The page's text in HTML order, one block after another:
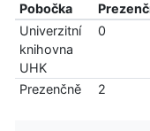
Pobočka
Univerzitní
knihovna
UHK
0
Prezenčně 2